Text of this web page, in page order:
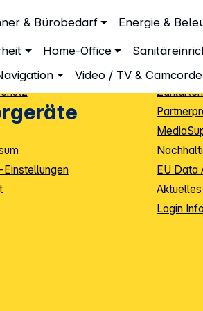
& Bürobedarf Energie &
Home-Office
Video / TV &
Leistungen
Einstellungen
Info
Zahlarten
EU Data
Aktuelles
Login